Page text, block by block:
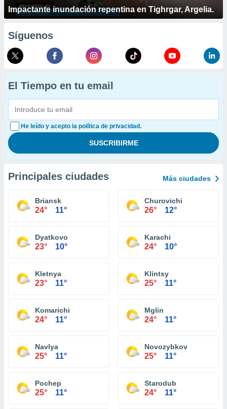
Impactante inundación repentina en Tighrgar, Argelia.
Síguenos
El Tiempo en tu email
He leído y acepto la política de privacidad.
Principales ciudades Más ciudades
Briansk
24° 11°
Churovichi
26° 12°
Dyatkovo
23° 10°
Karachi
24° 10°
Kletnya
23° 11°
Klintsy
25° 11°
Komarichi
24° 11°
Mglin
24° 11°
Navlya
25° 11°
Novozybkov
25° 11°
Pochep
25° 11°
Starodub
24° 11°